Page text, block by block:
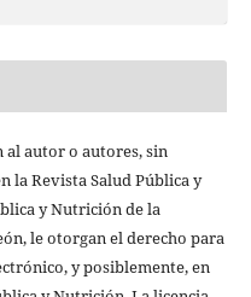
al autor o autores, sin
la Revista Salud Pública y
y Nutrición de la
le otorgan el derecho para
y posiblemente, en